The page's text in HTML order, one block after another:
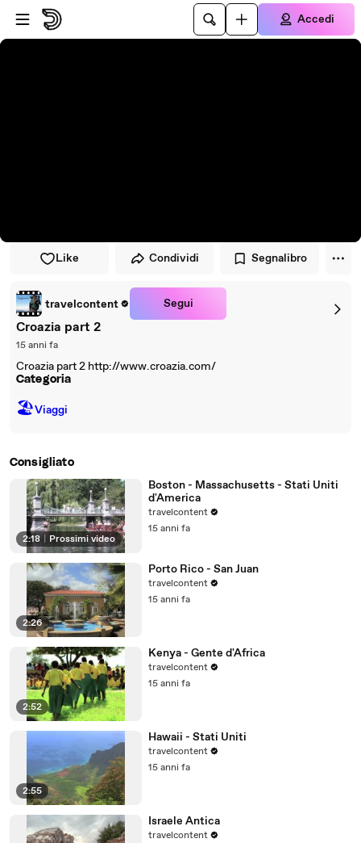
Vai al lettore
Passa al contenuto principale
Accedi
Like Condividi Segnalibro
travelcontent Segui
Croazia part 2
15 anni fa
Croazia part 2 http://www.croazia.com/
Categoria
🏖Viaggi
Consigliato
2:18 Prossimi video
Boston - Massachusetts - Stati Uniti
d'America
travelcontent
15 anni fa
2:26
Porto Rico - San Juan
travelcontent
15 anni fa
2:52
Kenya - Gente d'Africa
travelcontent
15 anni fa
2:55
Hawaii - Stati Uniti
travelcontent
15 anni fa
Israele Antica
travelcontent